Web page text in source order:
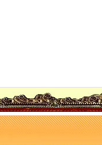
24日[1]-国家公务员
|重庆_新浪新闻
名通告—重庆报关
知-报关员
育网
（一）报名条件_
人数统计_中公国考
名公
球的相关推荐-证券之
报名公告-
的通知-报关员